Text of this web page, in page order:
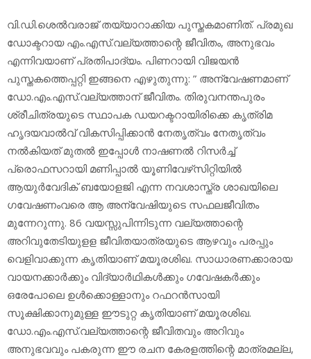
വി.ഡി.ശെല്‍വരാജ് തയ്യാറാക്കിയ പുസ്തകമാണിത്. പ്രമുഖ
ഡോക്ടറായ എം.എസ്.വല്യത്താന്റെ ജീവിതം, അനുഭവം
എന്നിവയാണ് പ്രതിപാദ്യം. പിണറായി വിജയന്‍
പുസ്തകത്തെപ്പറ്റി ഇങ്ങനെ എഴുതുന്നു: ” അന്വേഷണമാണ്
ഡോ.എം.എസ്.വല്യത്താന് ജീവിതം. തിരുവനന്തപുരം
ശ്രീചിത്രയുടെ സ്ഥാപക ഡയറക്ടറായിരിക്കെ കൃത്രിമ
ഹൃദയവാല്‍വ് വികസിപ്പിക്കാന്‍ നേതൃത്വം നേതൃത്വം
നല്‍കിയത് മുതല്‍ ഇപ്പോള്‍ നാഷണല്‍ റിസര്‍ച്ച്
പ്രൊഫസറായി മണിപ്പാല്‍ യൂണിവേഴ്‌സിറ്റിയില്‍
ആയുര്‍വേദിക് ബയോളജി എന്ന നവശാസ്ത്ര ശാഖയിലെ
ഗവേഷണംവരെ ആ അന്വേഷിയുടെ സഫലജീവിതം
മുന്നേറുന്നു. 86 വയസ്സുപിന്നിടുന്ന വല്യത്താന്റെ
അറിവുതേടിയുളള ജീവിതയാത്രയുടെ ആഴവും പരപ്പും
വെളിവാക്കുന്ന കൃതിയാണ് മയൂരശിഖ. സാധാരണക്കാരായ
വായനക്കാര്‍ക്കും വിദ്യാര്‍ഥികള്‍ക്കും ഗവേഷകര്‍ക്കും
ഒരേപോലെ ഉള്‍ക്കൊള്ളാനും റഫറന്‍സായി
സൂക്ഷിക്കാനുമുള്ള ഈടുറ്റ കൃതിയാണ് മയൂരശിഖ.
ഡോ.എം.എസ്.വല്യത്താന്റെ ജീവിതവും അറിവും
അനുഭവവും പകരുന്ന ഈ രചന കേരളത്തിന്റെ മാത്രമല്ല,